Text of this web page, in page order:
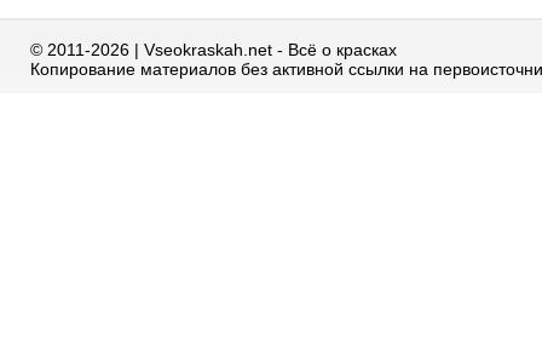
© 2011-2026 | Vseokraskah.net - Всё о красках
Копирование материалов без активной ссылки на